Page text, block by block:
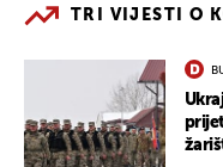
TRI VIJESTI O